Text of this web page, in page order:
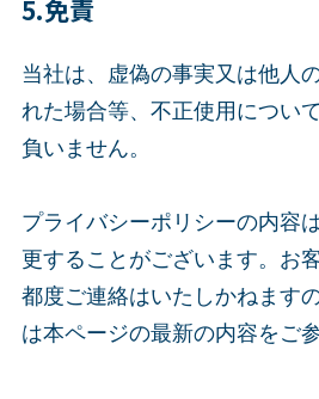
5.免責
当社は、虚偽の事実又は他人
れた場合等、不正使用につい
負いません。
プライバシーポリシーの内容
更することがございます。お
都度ご連絡はいたしかねます
は本ページの最新の内容をご